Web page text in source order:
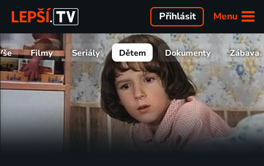
Menu
Přihlásit
Filmy Seriály Dětem Dokumenty Zábava